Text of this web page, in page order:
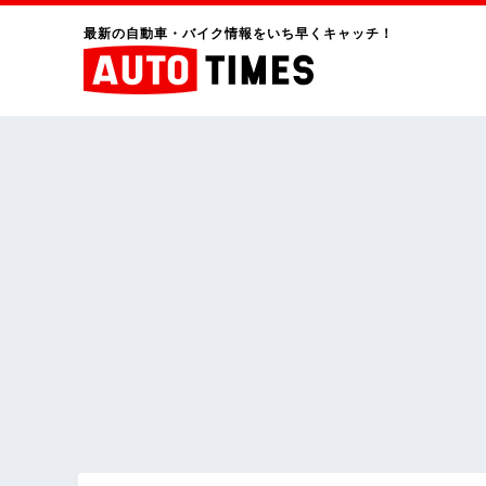
最新の自動車・バイク情報をいち早くキャッチ！